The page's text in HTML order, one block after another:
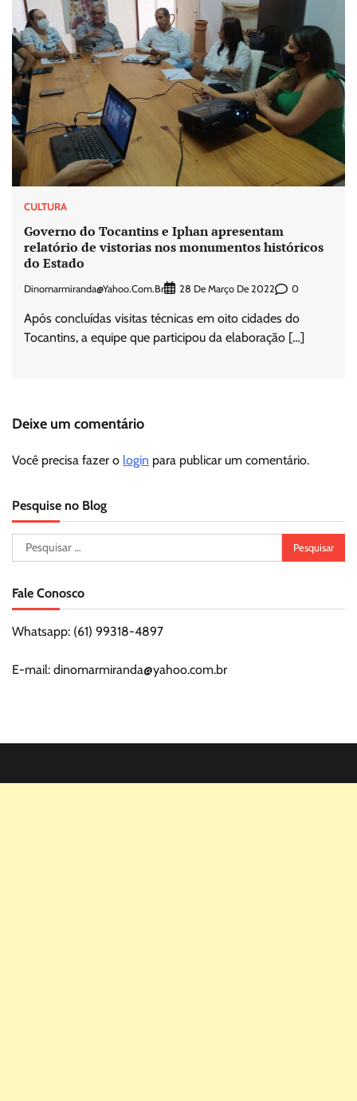
CULTURA
Governo do Tocantins e Iphan apresentam
relatório de vistorias nos monumentos históricos
do Estado
Dinomarmiranda@yahoo.com.br 28 De Março De 2022 0
Após concluídas visitas técnicas em oito cidades do
Tocantins, a equipe que participou da elaboração […]
Deixe um comentário
Você precisa fazer o login para publicar um comentário.
Pesquise no Blog
Pesquisar
por:
Fale Conosco
Whatsapp: (61) 99318-4897
E-mail: dinomarmiranda@yahoo.com.br